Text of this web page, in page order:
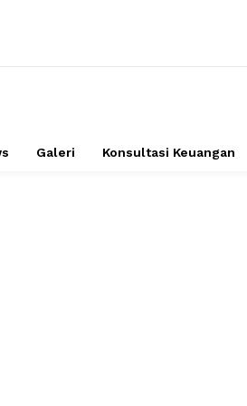
Galeri Konsultasi Keuangan